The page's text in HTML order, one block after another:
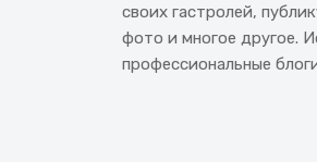
своих гастролей,
фото и многое другое.
профессиональные